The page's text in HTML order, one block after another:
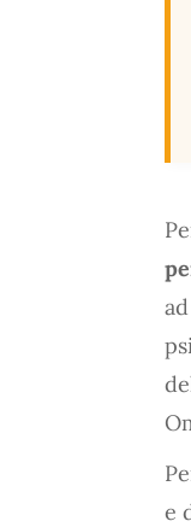
e